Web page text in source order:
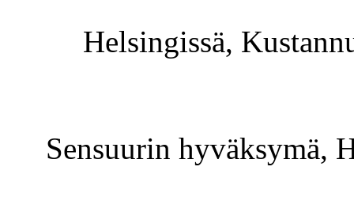
Helsingissä,
Sensuurin hyväksymä,